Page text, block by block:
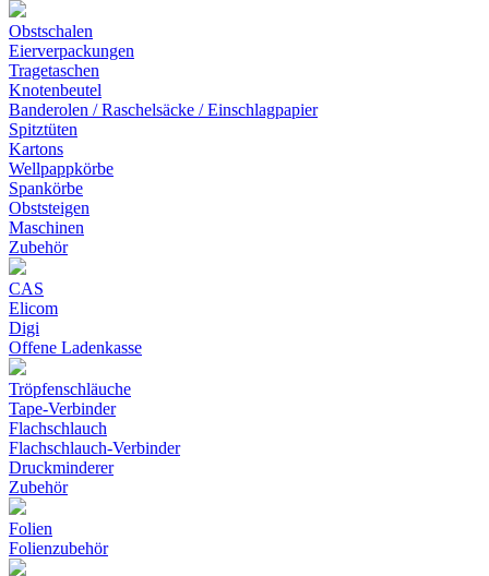
Obstschalen
Eierverpackungen
Tragetaschen
Knotenbeutel
Banderolen / Raschelsäcke / Einschlagpapier
Spitztüten
Kartons
Wellpappkörbe
Spankörbe
Obststeigen
Maschinen
Zubehör
CAS
Elicom
Digi
Offene Ladenkasse
Tröpfenschläuche
Tape-Verbinder
Flachschlauch
Flachschlauch-Verbinder
Druckminderer
Zubehör
Folien
Folienzubehör